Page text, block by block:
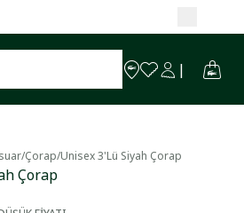
/Çorap/Unisex 3'lü Siyah Çorap
Çorap